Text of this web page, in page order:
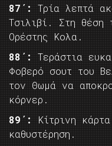
87΄:
Τρία λεπτά
Τσιλιβί. Στη θέση
Ορέστης Κολα.
88΄:
Τεράστια
Φοβερό σουτ του
τον Θωμά να
κόρνερ.
89΄:
Κίτρινη
καθυστέρηση.